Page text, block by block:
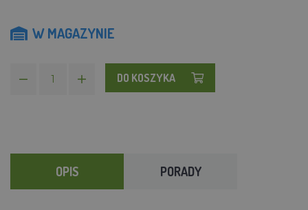
W MAGAZYNIE
DO KOSZYKA
OPIS PORADY